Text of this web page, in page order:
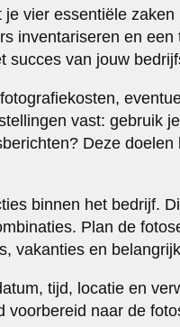
vier essentiële zaken
inventariseren en
succes van jouw
vast: gebruik
Deze doelen
binnen het bedrijf.
Plan de
vakanties en
tijd, locatie en
voorbereid naar de